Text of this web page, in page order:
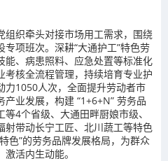
组织牵头对接市场用工需求，围绕
项班次。深耕“大通护工”特色劳
能、病患照料、应急处置等标准化
核全流程管理，持续培育专业护
力1050人次，全面提升劳动者市
业发展，构建 “1+6+N” 劳务品
4个省级、大通田畔厨娘市级、
射带动长宁工匠、北川蔬工等特色
色”的劳务品牌发展格局，为群众
活内生动能。